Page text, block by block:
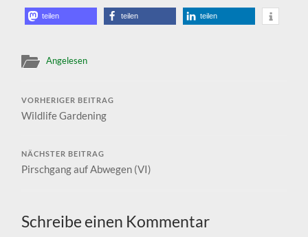
teilen teilen teilen
Angelesen
VORHERIGER BEITRAG
Wildlife Gardening
NÄCHSTER BEITRAG
Pirschgang auf Abwegen (VI)
Schreibe einen Kommentar